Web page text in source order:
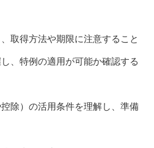
取得方法や期限に注意すること
、特例の適用が可能か確認する
除）の活用条件を理解し、準備